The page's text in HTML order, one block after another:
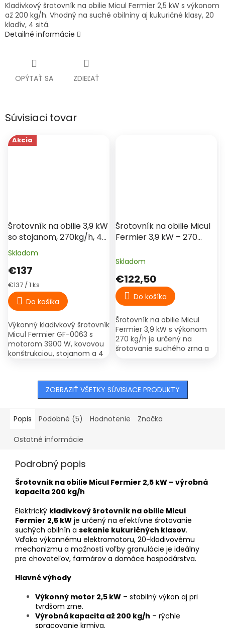
Kladivkový šrotovník na obilie Micul Fermier 2,5 kW s výkonom
až 200 kg/h. Vhodný na suché obilniny aj kukuričné klasy, 20
kladív, 4 sitá.
Detailné informácie
OPÝTAŤ SA ZDIEĽAŤ
Súvisiaci tovar
Akcia
Šrotovník na obilie 3,9 kW
so stojanom, 270kg/h, 4
sitá, Micul Fermier, GF-
0063
Priemerné
produktu
je
5,0
z
5
hviezdičiek.
Skladom
€137
Jednotková
cena:
€137 / 1 ks
Do košíka
Výkonný kladivkový šrotovník
Micul Fermier GF-0063 s
motorom 3900 W, kovovou
konštrukciou, stojanom a 4
jačmeňa, raže a...
Šrotovník na obilie Micul
Fermier 3,9 kW – 270
Skladom
€122,50
Do košíka
Šrotovník na obilie Micul
Fermier 3,9 kW s výkonom
270 kg/h je určený na
šrotovanie suchého zrna a
ZOBRAZIŤ VŠETKY SÚVISIACE PRODUKTY
Popis Podobné (5) Hodnotenie Značka
Ostatné informácie
Podrobný popis
Šrotovník na obilie Micul Fermier 2,5 kW – výrobná
kapacita 200 kg/h
Elektrický kladivkový šrotovník na obilie Micul
Fermier 2,5 kW je určený na efektívne šrotovanie
suchých obilnín a sekanie kukuričných klasov.
Vďaka výkonnému elektromotoru, 20-kladivovému
mechanizmu a možnosti voľby granulácie je ideálny
pre chovateľov, farmárov a domáce hospodárstva.
Hlavné výhody
Výkonný motor 2,5 kW – stabilný výkon aj pri
tvrdšom zrne.
Výrobná kapacita až 200 kg/h – rýchle
spracovanie krmiva.